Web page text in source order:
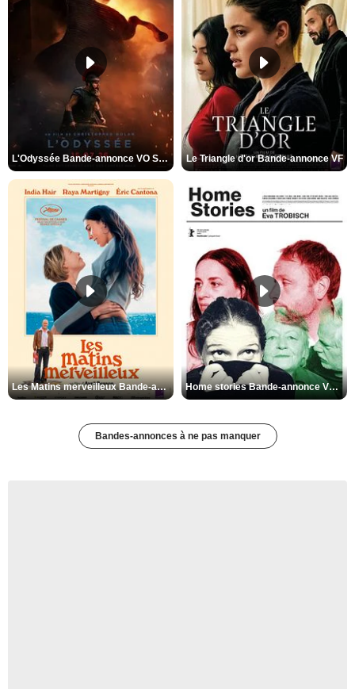
L'Odyssée Bande-annonce VO STFR Le Triangle d'or Bande-annonce VF
Les Matins merveilleux Bande-annonce VF Home stories Bande-annonce VO STFR
Bandes-annonces à ne pas manquer